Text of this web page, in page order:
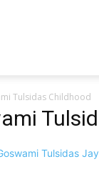
Tulsidas Childhood